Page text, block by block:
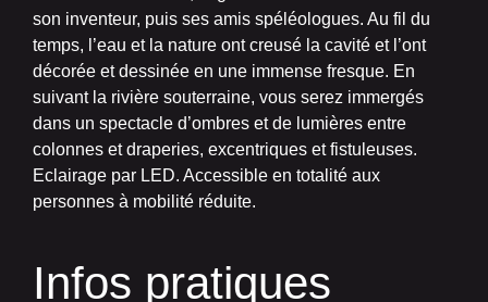
son inventeur, puis ses amis spéléologues. Au fil du
temps, l’eau et la nature ont creusé la cavité et l’ont
décorée et dessinée en une immense fresque. En
suivant la rivière souterraine, vous serez immergés
dans un spectacle d’ombres et de lumières entre
colonnes et draperies, excentriques et fistuleuses.
Eclairage par LED. Accessible en totalité aux
personnes à mobilité réduite.
Infos pratiques